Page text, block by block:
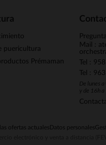
puericultura
Prémaman
Mail :
Tel :
Tel :
De lunes
y de 16h a
ofertas actuales Datos personales